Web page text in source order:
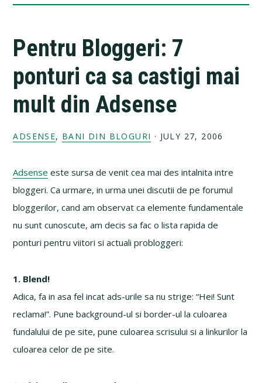
Pentru Bloggeri: 7
ponturi ca sa castigi mai
mult din Adsense
ADSENSE, BANI DIN BLOGURI · JULY 27, 2006
Adsense este sursa de venit cea mai des intalnita intre
bloggeri. Ca urmare, in urma unei discutii de pe forumul
bloggerilor, cand am observat ca elemente fundamentale
nu sunt cunoscute, am decis sa fac o lista rapida de
ponturi pentru viitori si actuali probloggeri:
1. Blend!
Adica, fa in asa fel incat ads-urile sa nu strige: “Hei! Sunt
reclama!”. Pune background-ul si border-ul la culoarea
fundalului de pe site, pune culoarea scrisului si a linkurilor la
culoarea celor de pe site.